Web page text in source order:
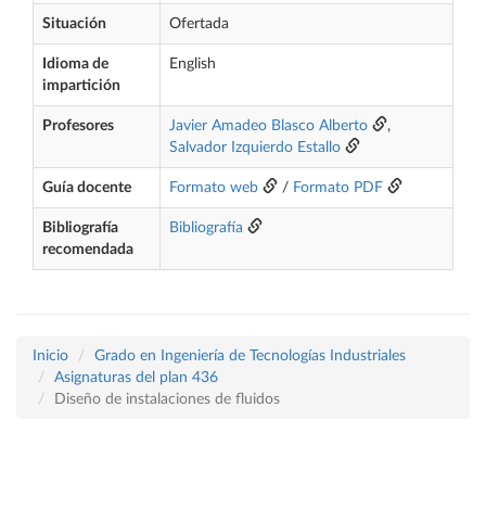
Situación Ofertada
Idioma de
impartición
English
Profesores Javier Amadeo Blasco Alberto
,
Salvador Izquierdo Estallo
Guía docente Formato web / Formato PDF
Bibliografía
recomendada
Bibliografía
Inicio
Grado en Ingeniería de Tecnologías Industriales
Asignaturas del plan 436
Diseño de instalaciones de fluidos